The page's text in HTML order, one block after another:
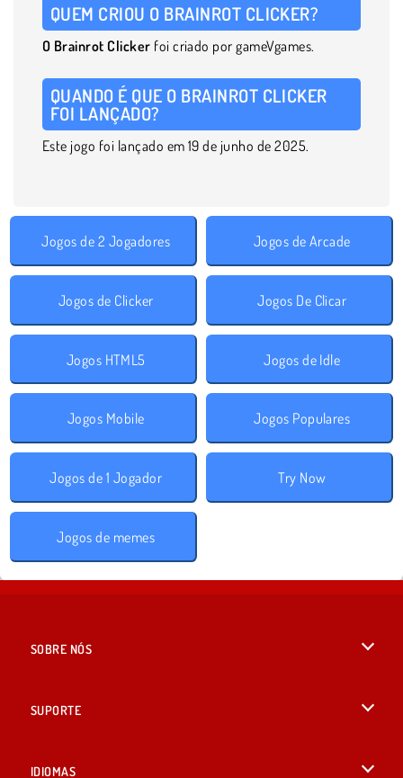
QUEM CRIOU O BRAINROT CLICKER?
O Brainrot Clicker foi criado por gameVgames.
QUANDO É QUE O BRAINROT CLICKER
FOI LANÇADO?
Este jogo foi lançado em 19 de junho de 2025.
Jogos de 2 Jogadores Jogos de Arcade
Jogos de Clicker Jogos De Clicar
Jogos HTML5 Jogos de Idle
Jogos Mobile Jogos Populares
Jogos de 1 Jogador Try Now
Jogos de memes
SOBRE NÓS
SUPORTE
IDIOMAS